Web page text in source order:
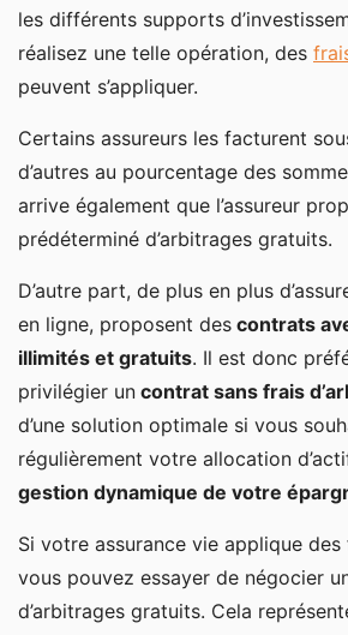
les différents supports
réalisez une telle opération, des
peuvent s’appliquer.
Certains assureurs les facturent
d’autres au pourcentage des
arrive également que l’assureur
prédéterminé d’arbitrages gratuits.
D’autre part, de plus en plus
en ligne, proposent des contrats
illimités et gratuits. Il est donc
privilégier un contrat sans frais
d’une solution optimale si vous
régulièrement votre allocation
gestion dynamique de votre
Si votre assurance vie applique des
vous pouvez essayer de négocier
d’arbitrages gratuits. Cela